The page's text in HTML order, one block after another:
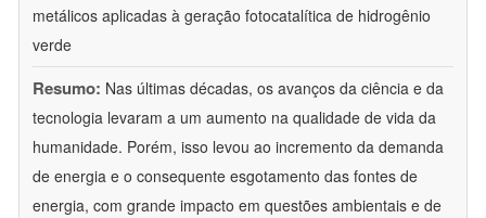
metálicos aplicadas à geração fotocatalítica de hidrogênio
verde
Resumo: Nas últimas décadas, os avanços da ciência e da
tecnologia levaram a um aumento na qualidade de vida da
humanidade. Porém, isso levou ao incremento da demanda
de energia e o consequente esgotamento das fontes de
energia, com grande impacto em questões ambientais e de